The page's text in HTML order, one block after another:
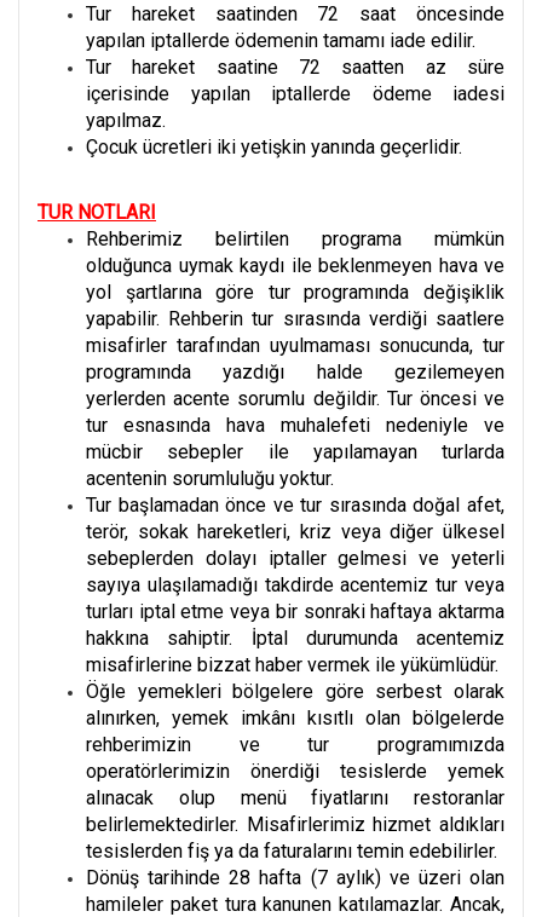
Tur hareket saatinden 72 saat öncesinde
yapılan iptallerde ödemenin tamamı iade edilir.
Tur hareket saatine 72 saatten az süre
içerisinde yapılan iptallerde ödeme iadesi
yapılmaz.
Çocuk ücretleri iki yetişkin yanında geçerlidir.
TUR NOTLARI
Rehberimiz belirtilen programa mümkün
olduğunca uymak kaydı ile beklenmeyen hava ve
yol şartlarına göre tur programında değişiklik
yapabilir. Rehberin tur sırasında verdiği saatlere
misafirler tarafından uyulmaması sonucunda, tur
programında yazdığı halde gezilemeyen
yerlerden acente sorumlu değildir. Tur öncesi ve
tur esnasında hava muhalefeti nedeniyle ve
mücbir sebepler ile yapılamayan turlarda
acentenin sorumluluğu yoktur.
Tur başlamadan önce ve tur sırasında doğal afet,
terör, sokak hareketleri, kriz veya diğer ülkesel
sebeplerden dolayı iptaller gelmesi ve yeterli
sayıya ulaşılamadığı takdirde acentemiz tur veya
turları iptal etme veya bir sonraki haftaya aktarma
hakkına sahiptir. İptal durumunda acentemiz
misafirlerine bizzat haber vermek ile yükümlüdür.
Öğle yemekleri bölgelere göre serbest olarak
alınırken, yemek imkânı kısıtlı olan bölgelerde
rehberimizin ve tur programımızda
operatörlerimizin önerdiği tesislerde yemek
alınacak olup menü fiyatlarını restoranlar
belirlemektedirler. Misafirlerimiz hizmet aldıkları
tesislerden fiş ya da faturalarını temin edebilirler.
Dönüş tarihinde 28 hafta (7 aylık) ve üzeri olan
hamileler paket tura kanunen katılamazlar. Ancak,